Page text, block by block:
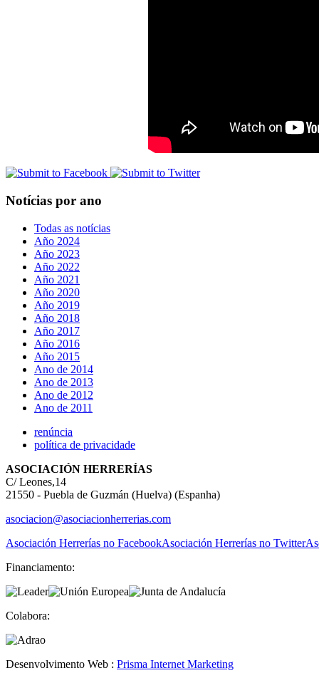
Notícias por ano
Todas as notícias
Año 2024
Año 2023
Año 2022
Año 2021
Año 2020
Año 2019
Año 2018
Año 2017
Año 2016
Año 2015
Ano de 2014
Ano de 2013
Ano de 2012
Ano de 2011
renúncia
política de privacidade
ASOCIACIÓN HERRERÍAS
C/ Leones,14
21550 - Puebla de Guzmán (Huelva) (Espanha)
asociacion@asociacionherrerias.com
Asociación Herrerías no FacebookAsociación Herrerías no Twitter
Financiamento:
Colabora:
Desenvolvimento Web : Prisma Internet Marketing